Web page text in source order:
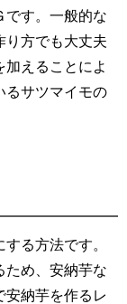
です。一般的な
り方でも大丈夫
えることによ
るサツマイモの
る方法です。
ため、安納芋な
安納芋を作るレ